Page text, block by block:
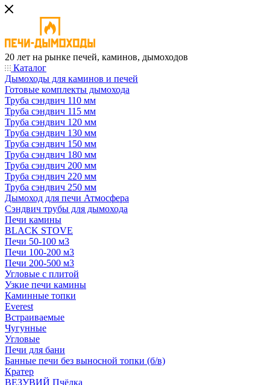
20 лет на рынке печей, каминов, дымоходов
Каталог
Дымоходы для каминов и печей
Готовые комплекты дымохода
Труба сэндвич 110 мм
Труба сэндвич 115 мм
Труба сэндвич 120 мм
Труба сэндвич 130 мм
Труба сэндвич 150 мм
Труба сэндвич 180 мм
Труба сэндвич 200 мм
Труба сэндвич 220 мм
Труба сэндвич 250 мм
Дымоход для печи Атмосфера
Сэндвич трубы для дымохода
Печи камины
BLACK STOVE
Печи 50-100 м3
Печи 100-200 м3
Печи 200-500 м3
Угловые с плитой
Узкие печи камины
Каминные топки
Everest
Встраиваемые
Чугунные
Угловые
Печи для бани
Банные печи без выносной топки (б/в)
Кратер
ВЕЗУВИЙ Пчёлка